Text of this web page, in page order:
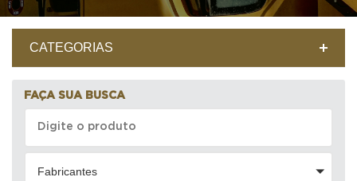
CATEGORIAS
FAÇA SUA BUSCA
Fabricantes